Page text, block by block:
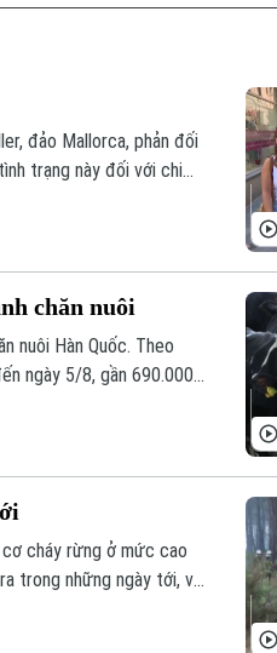
đảo Mallorca, phản đối
trạng này đối với chi
chăn nuôi
nuôi Hàn Quốc. Theo
ngày 5/8, gần 690.000
cháy rừng ở mức cao
trong những ngày tới, với